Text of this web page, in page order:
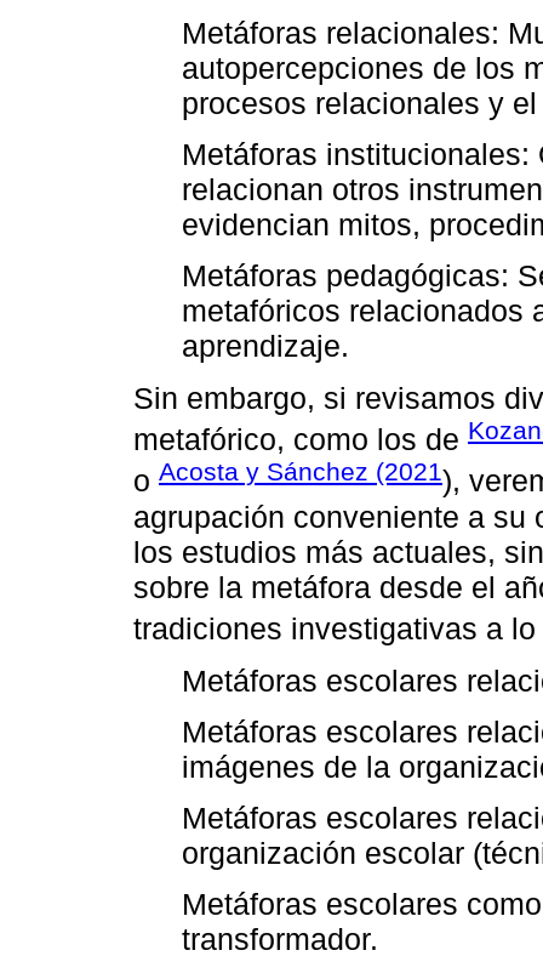
Metáforas relacionales:
autopercepciones de los
procesos relacionales y
Metáforas institucionales:
relacionan otros
evidencian mitos,
Metáforas pedagógicas:
metafóricos relacionados
aprendizaje.
Sin embargo, si revisamos
metafórico, como los de
o Acosta y Sánchez (2021),
agrupación conveniente a
los estudios más actuales,
sobre la metáfora desde el
tradiciones investigativas a
Metáforas escolares
Metáforas escolares
imágenes de la
Metáforas escolares
organización escolar
Metáforas escolares
transformador.